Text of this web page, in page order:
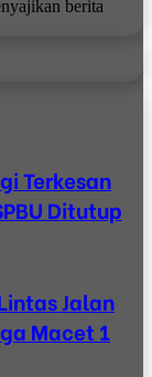
berita
Terkesan
Ditutup
Jalan
Macet 1